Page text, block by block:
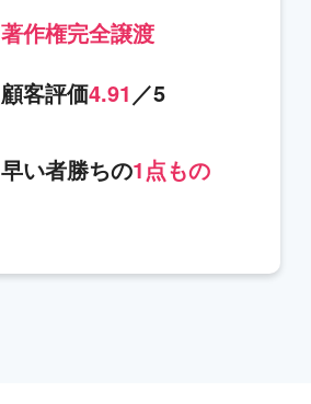
著作権完全譲渡
顧客評価4.91 ／5
早い者勝ちの1点もの